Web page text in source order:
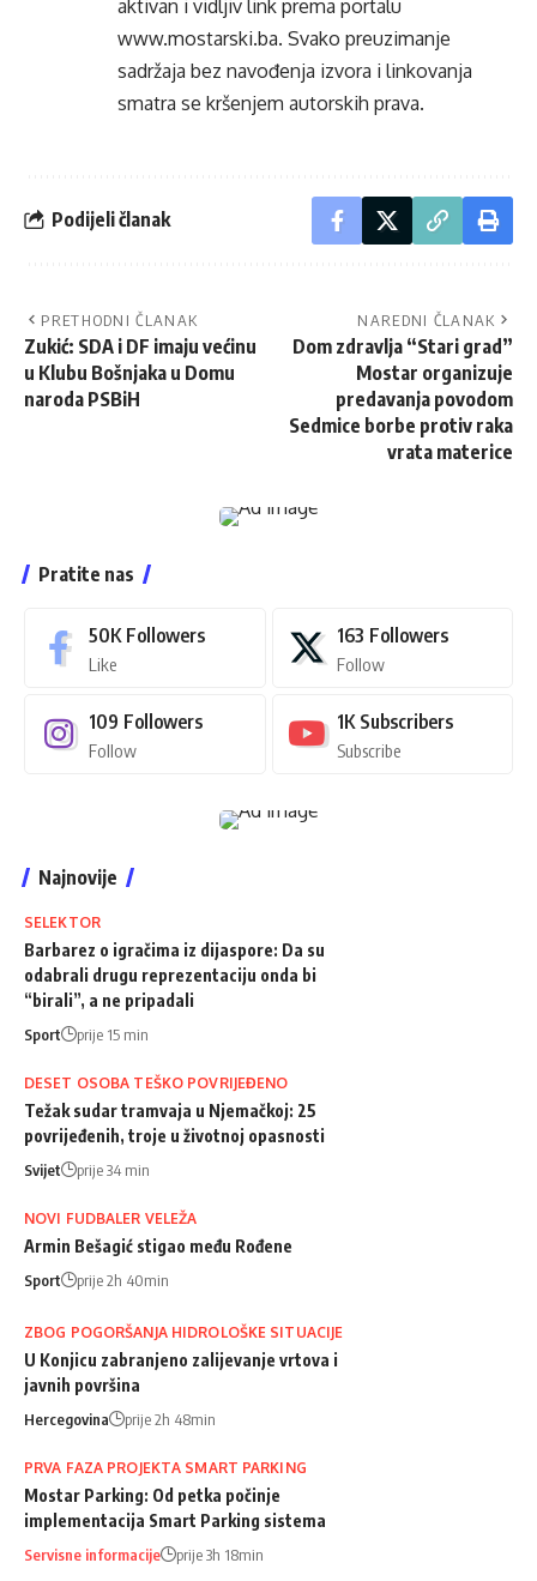
aktivan i vidljiv link prema portalu
www.mostarski.ba. Svako preuzimanje
sadržaja bez navođenja izvora i linkovanja
smatra se kršenjem autorskih prava.
Podijeli članak
PRETHODNI ČLANAK
Zukić: SDA i DF imaju većinu
u Klubu Bošnjaka u Domu
naroda PSBiH
NAREDNI ČLANAK
Dom zdravlja “Stari grad”
Mostar organizuje
predavanja povodom
Sedmice borbe protiv raka
vrata materice
Pratite nas
50K Followers
Like
163 Followers
Follow
109 Followers
Follow
1K Subscribers
Subscribe
Najnovije
SELEKTOR
Barbarez o igračima iz dijaspore: Da su
odabrali drugu reprezentaciju onda bi
“birali”, a ne pripadali
Sport prije 15 min
DESET OSOBA TEŠKO POVRIJEĐENO
Težak sudar tramvaja u Njemačkoj: 25
povrijeđenih, troje u životnoj opasnosti
Svijet prije 34 min
NOVI FUDBALER VELEŽA
Armin Bešagić stigao među Rođene
Sport prije 2h 40min
ZBOG POGORŠANJA HIDROLOŠKE SITUACIJE
U Konjicu zabranjeno zalijevanje vrtova i
javnih površina
Hercegovina prije 2h 48min
PRVA FAZA PROJEKTA SMART PARKING
Mostar Parking: Od petka počinje
implementacija Smart Parking sistema
Servisne informacije prije 3h 18min